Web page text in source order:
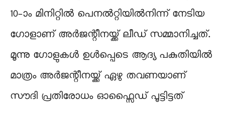
10–ാം മിനിറ്റിൽ പെനൽറ്റിയിൽനിന്ന് നേടിയ
ഗോളാണ് അർജന്റീനയ്ക്ക് ലീഡ് സമ്മാനിച്ചത്.
മൂന്നു ഗോളുകൾ ഉൾപ്പെടെ ആദ്യ പകുതിയിൽ
മാത്രം അർജന്റീനയ്ക്ക് ഏഴു തവണയാണ്
സൗദി പ്രതിരോധം ഓഫ്സൈഡ് പൂട്ടിട്ടത്